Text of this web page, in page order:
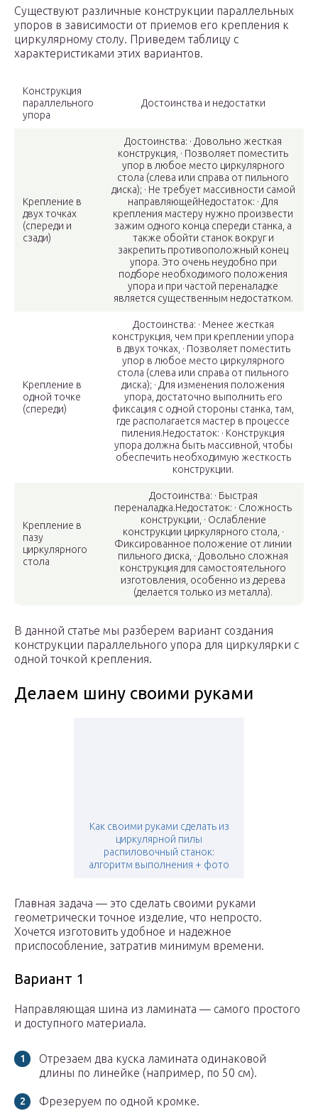
Существуют различные конструкции параллельных
упоров в зависимости от приемов его крепления к
циркулярному столу. Приведем таблицу с
характеристиками этих вариантов.
Конструкция
параллельного
упора
Достоинства и недостатки
Крепление в
двух точках
(спереди и
сзади)
Достоинства: · Довольно жесткая
конструкция, · Позволяет поместить
упор в любое место циркулярного
стола (слева или справа от пильного
диска); · Не требует массивности самой
направляющейНедостаток: · Для
крепления мастеру нужно произвести
зажим одного конца спереди станка, а
также обойти станок вокруг и
закрепить противоположный конец
упора. Это очень неудобно при
подборе необходимого положения
упора и при частой переналадке
является существенным недостатком.
Крепление в
одной точке
(спереди)
Достоинства: · Менее жесткая
конструкция, чем при креплении упора
в двух точках, · Позволяет поместить
упор в любое место циркулярного
стола (слева или справа от пильного
диска); · Для изменения положения
упора, достаточно выполнить его
фиксация с одной стороны станка, там,
где располагается мастер в процессе
пиления.Недостаток: · Конструкция
упора должна быть массивной, чтобы
обеспечить необходимую жесткость
конструкции.
Крепление в
пазу
циркулярного
стола
Достоинства: · Быстрая
переналадка.Недостаток: · Сложность
конструкции, · Ослабление
конструкции циркулярного стола, ·
Фиксированное положение от линии
пильного диска, · Довольно сложная
конструкция для самостоятельного
изготовления, особенно из дерева
(делается только из металла).
В данной статье мы разберем вариант создания
конструкции параллельного упора для циркулярки с
одной точкой крепления.
Делаем шину своими руками
Как своими руками сделать из
циркулярной пилы
распиловочный станок:
алгоритм выполнения + фото
Главная задача — это сделать своими руками
геометрически точное изделие, что непросто.
Хочется изготовить удобное и надежное
приспособление, затратив минимум времени.
Вариант 1
Направляющая шина из ламината — самого простого
и доступного материала.
Отрезаем два куска ламината одинаковой
длины по линейке (например, по 50 см).
Фрезеруем по одной кромке.